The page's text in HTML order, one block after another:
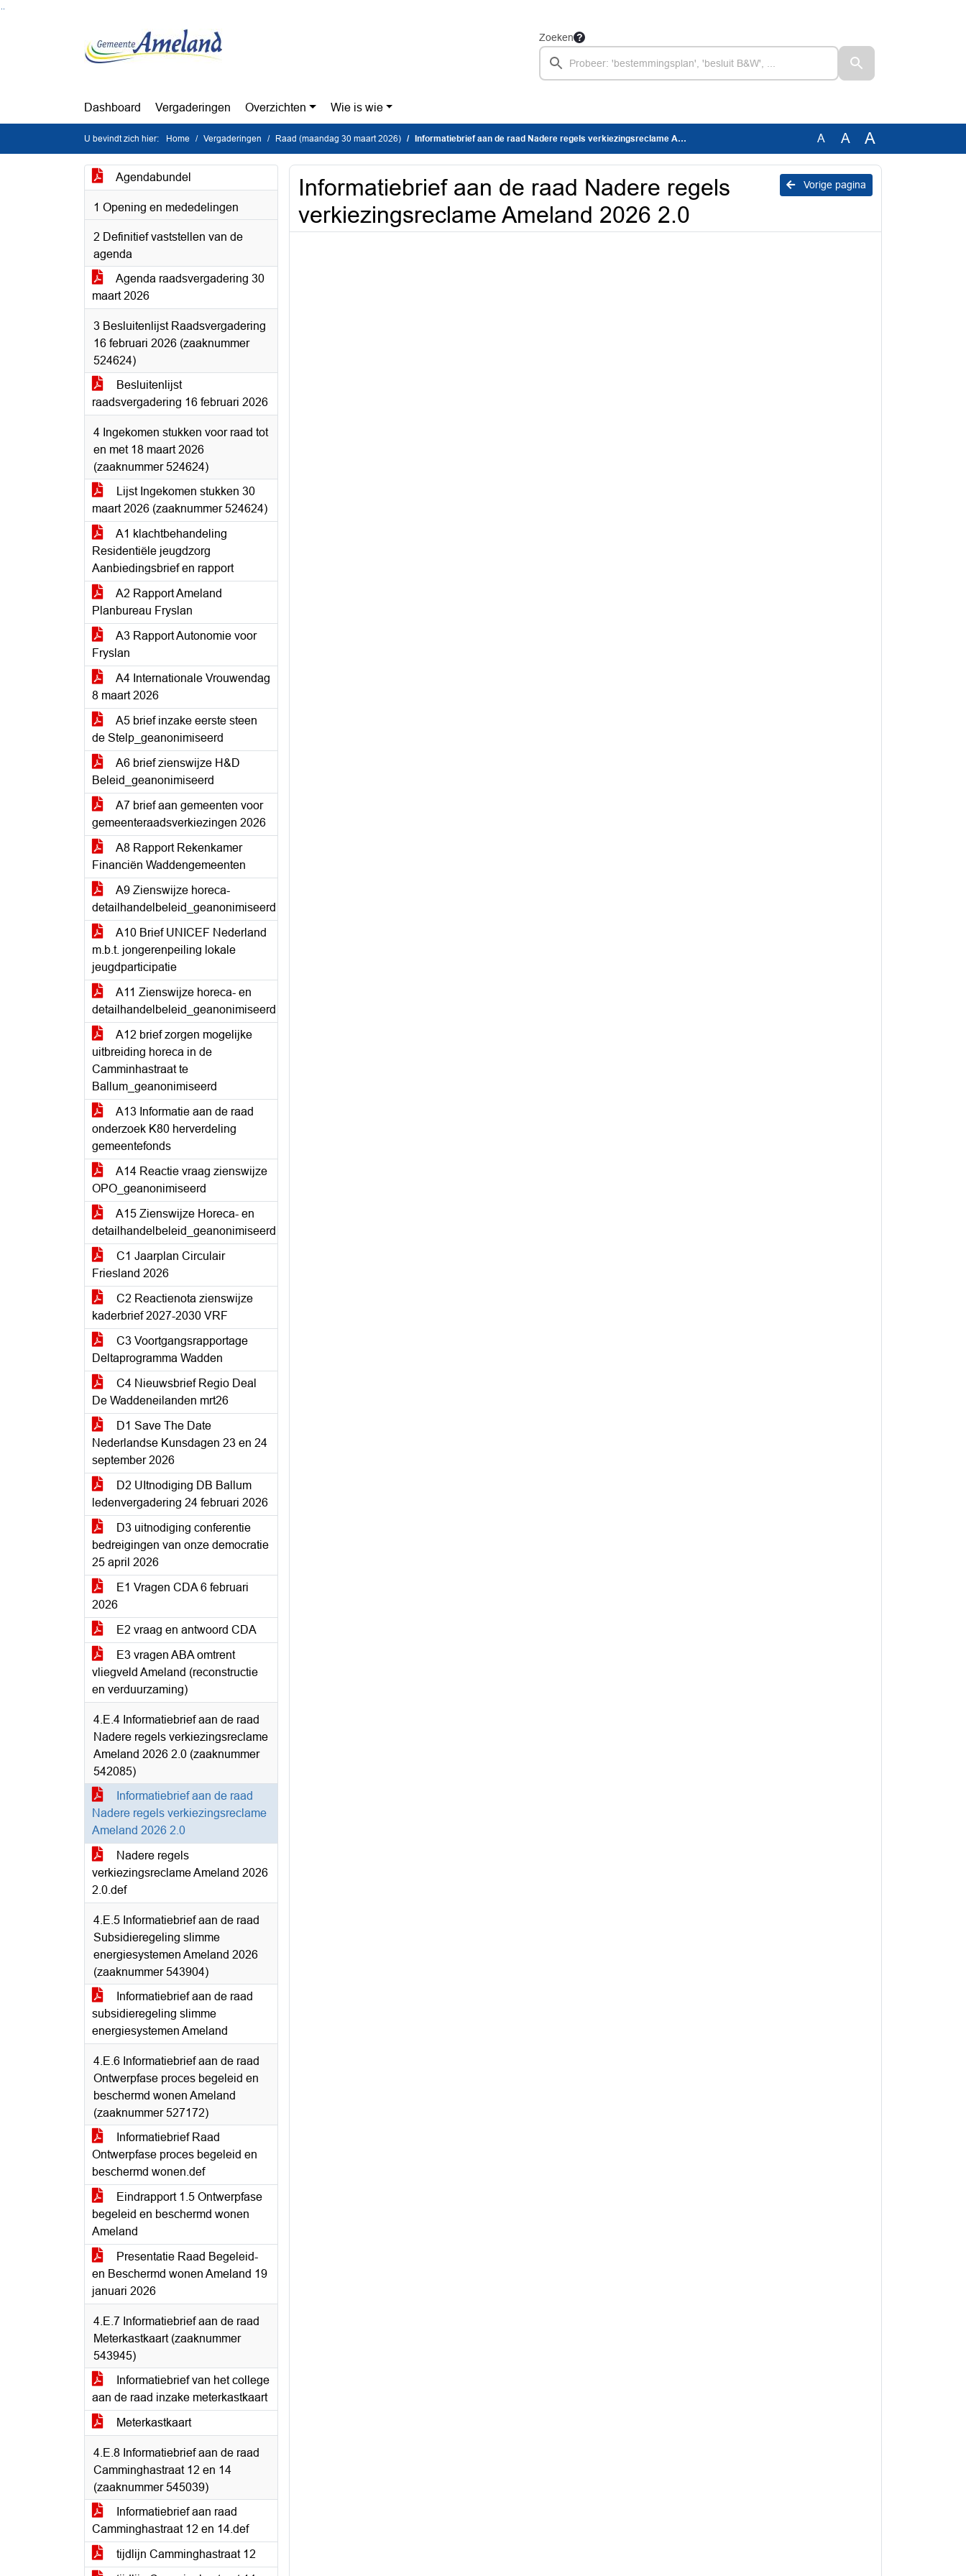
Zoeken
Dashboard Vergaderingen Overzichten Wie is wie
U bevindt zich hier: Home Vergaderingen Raad (maandag 30 maart 2026) Informatiebrief aan de raad Nadere regels verkiezingsreclame Ameland 2026 2.0 A A A
Agendabundel
1 Opening en mededelingen
2 Definitief vaststellen van de
agenda
Agenda raadsvergadering 30
maart 2026
3 Besluitenlijst Raadsvergadering
16 februari 2026 (zaaknummer
524624)
Besluitenlijst
raadsvergadering 16 februari 2026
4 Ingekomen stukken voor raad tot
en met 18 maart 2026
(zaaknummer 524624)
Lijst Ingekomen stukken 30
maart 2026 (zaaknummer 524624)
A1 klachtbehandeling
Residentiële jeugdzorg
Aanbiedingsbrief en rapport
A2 Rapport Ameland
Planbureau Fryslan
A3 Rapport Autonomie voor
Fryslan
A4 Internationale Vrouwendag
8 maart 2026
A5 brief inzake eerste steen
de Stelp_geanonimiseerd
A6 brief zienswijze H&D
Beleid_geanonimiseerd
A7 brief aan gemeenten voor
gemeenteraadsverkiezingen 2026
A8 Rapport Rekenkamer
Financiën Waddengemeenten
A9 Zienswijze horeca-
detailhandelbeleid_geanonimiseerd
A10 Brief UNICEF Nederland
m.b.t. jongerenpeiling lokale
jeugdparticipatie
A11 Zienswijze horeca- en
detailhandelbeleid_geanonimiseerd
A12 brief zorgen mogelijke
uitbreiding horeca in de
Camminhastraat te
Ballum_geanonimiseerd
A13 Informatie aan de raad
onderzoek K80 herverdeling
gemeentefonds
A14 Reactie vraag zienswijze
OPO_geanonimiseerd
A15 Zienswijze Horeca- en
detailhandelbeleid_geanonimiseerd
C1 Jaarplan Circulair
Friesland 2026
C2 Reactienota zienswijze
kaderbrief 2027-2030 VRF
C3 Voortgangsrapportage
Deltaprogramma Wadden
C4 Nieuwsbrief Regio Deal
De Waddeneilanden mrt26
D1 Save The Date
Nederlandse Kunsdagen 23 en 24
september 2026
D2 UItnodiging DB Ballum
ledenvergadering 24 februari 2026
D3 uitnodiging conferentie
bedreigingen van onze democratie
25 april 2026
E1 Vragen CDA 6 februari
2026
E2 vraag en antwoord CDA
E3 vragen ABA omtrent
vliegveld Ameland (reconstructie
en verduurzaming)
4.E.4 Informatiebrief aan de raad
Nadere regels verkiezingsreclame
Ameland 2026 2.0 (zaaknummer
542085)
Informatiebrief aan de raad
Nadere regels verkiezingsreclame
Ameland 2026 2.0
Nadere regels
verkiezingsreclame Ameland 2026
2.0.def
4.E.5 Informatiebrief aan de raad
Subsidieregeling slimme
energiesystemen Ameland 2026
(zaaknummer 543904)
Informatiebrief aan de raad
subsidieregeling slimme
energiesystemen Ameland
4.E.6 Informatiebrief aan de raad
Ontwerpfase proces begeleid en
beschermd wonen Ameland
(zaaknummer 527172)
Informatiebrief Raad
Ontwerpfase proces begeleid en
beschermd wonen.def
Eindrapport 1.5 Ontwerpfase
begeleid en beschermd wonen
Ameland
Presentatie Raad Begeleid-
en Beschermd wonen Ameland 19
januari 2026
4.E.7 Informatiebrief aan de raad
Meterkastkaart (zaaknummer
543945)
Informatiebrief van het college
aan de raad inzake meterkastkaart
Meterkastkaart
4.E.8 Informatiebrief aan de raad
Camminghastraat 12 en 14
(zaaknummer 545039)
Informatiebrief aan raad
Camminghastraat 12 en 14.def
tijdlijn Camminghastraat 12
Vorige pagina
Informatiebrief aan de raad Nadere regels
verkiezingsreclame Ameland 2026 2.0